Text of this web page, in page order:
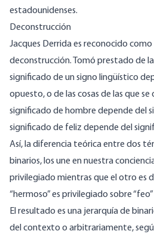
estadounidenses.
Deconstrucción
Jacques Derrida es reconocido
deconstrucción. Tomó prestado de
significado de un signo lingüístico
opuesto, o de las cosas de las que se
significado de hombre depende del
significado de feliz depende del
Así, la diferencia teórica entre dos
binarios, los une en nuestra
privilegiado mientras que el otro es
“hermoso” es privilegiado sobre “feo”
El resultado es una jerarquía de
del contexto o arbitrariamente,